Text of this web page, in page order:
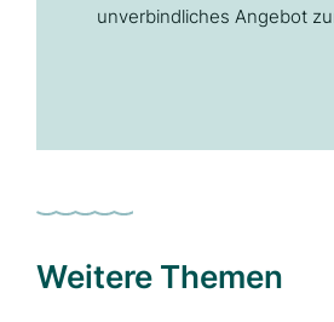
unverbindliches Angebot
Weitere Themen